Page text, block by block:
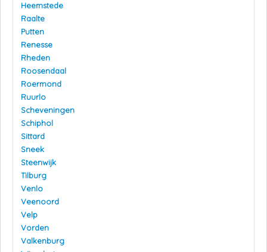
Heemstede
Raalte
Putten
Renesse
Rheden
Roosendaal
Roermond
Ruurlo
Scheveningen
Schiphol
Sittard
Sneek
Steenwijk
Tilburg
Venlo
Veenoord
Velp
Vorden
Valkenburg